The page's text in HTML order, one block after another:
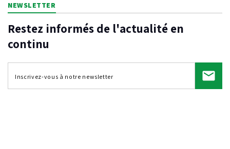
NEWSLETTER
Restez informés de l'actualité en
continu